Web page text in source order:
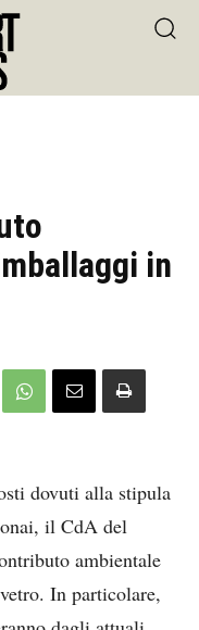
in
dovuti alla stipula
il CdA del
ambientale
In particolare,